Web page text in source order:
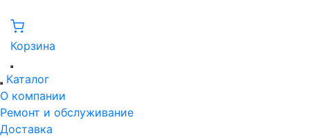
Корзина
Каталог
О компании
Ремонт и обслуживание
Доставка